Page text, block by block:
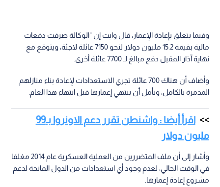
وفيما يتعلق بإعادة الإعمار، قال وايت إن "الوكالة صرفت دفعات
مالية بقيمة 15.2 مليون دولار لنحو 7150 عائلة لاجئة، ويتوقع مع
نهاية آذار المقبل دفع مبالغ لـ 7700 عائلة أخرى.
وأضاف أن هناك 700 عائلة تجري الاستعدادات لإعادة بناء منازلهم
المدمرة بالكامل، ونأمل أن ينتهي إعمارها قبل انتهاء هذا العام.
اقرأ أيضا : واشنطن تقرر دعم الاونروا بـ99
مليون دولار
وأشار إلى أن ملف المتضررين من العملية العسكرية عام 2014 مغلقا
في الوقت الحالي، لعدم وجود أي استعدادات من الدول المانحة لدعم
مشروع إعادة إعمارها.